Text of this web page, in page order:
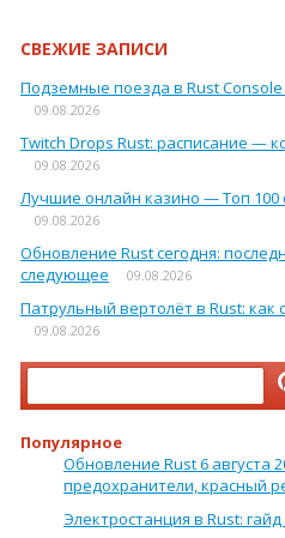
СВЕЖИЕ ЗАПИСИ
Подземные поезда в Rust
09.08.2026
Twitch Drops Rust: расписание —
09.08.2026
Лучшие онлайн казино — Топ
09.08.2026
Обновление Rust сегодня:
следующее
09.08.2026
Патрульный вертолёт в Rust: как
09.08.2026
Найти:
Популярное
Обновление Rust 6 августа
предохранители, красный
Электростанция в Rust: